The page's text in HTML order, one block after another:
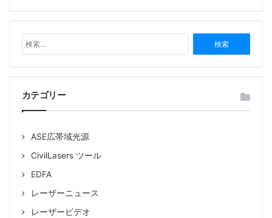
Tags
レーザービーム
索
:
カテゴリー
ASE広帯域光源
CivilLasers ツール
EDFA
レーザーニュース
レーザービデオ